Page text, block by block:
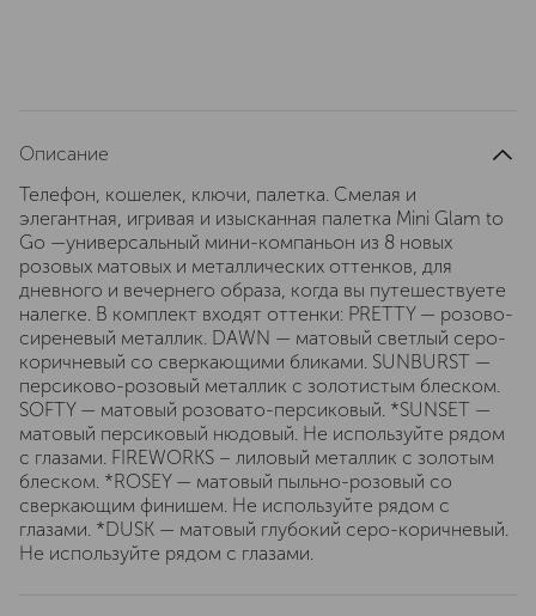
Описание
Телефон, кошелек, ключи, палетка. Смелая и
элегантная, игривая и изысканная палетка Mini Glam to
Go —универсальный мини-компаньон из 8 новых
розовых матовых и металлических оттенков, для
дневного и вечернего образа, когда вы путешествуете
налегке. В комплект входят оттенки: PRETTY — розово-
сиреневый металлик. DAWN — матовый светлый серо-
коричневый со сверкающими бликами. SUNBURST —
персиково-розовый металлик с золотистым блеском.
SOFTY — матовый розовато-персиковый. *SUNSET —
матовый персиковый нюдовый. Не используйте рядом
с глазами. FIREWORKS – лиловый металлик с золотым
блеском. *ROSEY — матовый пыльно-розовый со
сверкающим финишем. Не используйте рядом с
глазами. *DUSK — матовый глубокий серо-коричневый.
Не используйте рядом с глазами.